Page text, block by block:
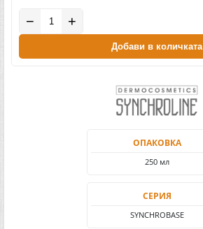
− +
Добави в количката
ОПАКОВКА
250 мл
СЕРИЯ
SYNCHROBASE